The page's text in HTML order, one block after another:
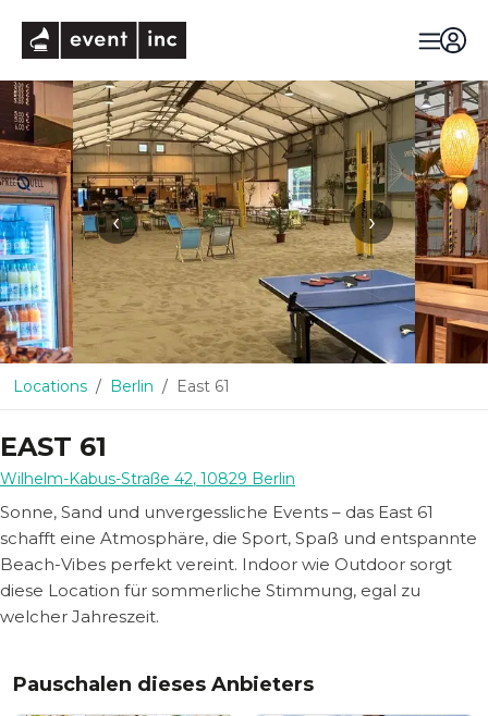
‹ ›
Locations Berlin East 61
EAST 61
Wilhelm-Kabus-Straße 42, 10829 Berlin
Sonne, Sand und unvergessliche Events – das East 61
schafft eine Atmosphäre, die Sport, Spaß und entspannte
Beach-Vibes perfekt vereint. Indoor wie Outdoor sorgt
diese Location für sommerliche Stimmung, egal zu
welcher Jahreszeit.
Pauschalen dieses Anbieters